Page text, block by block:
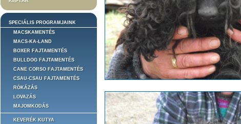
SPECIÁLIS PROGRAMJAINK
MACSKAMENTÉS
MACS-KA-LAND
BOXER FAJTAMENTÉS
BULLDOG FAJTAMENTÉS
CANE CORSO FAJTAMENTÉS
CSAU-CSAU FAJTAMENTÉS
RÓKÁZÁS
LOVAZÁS
MAJOMKODÁS
KEVERÉK KUTYA